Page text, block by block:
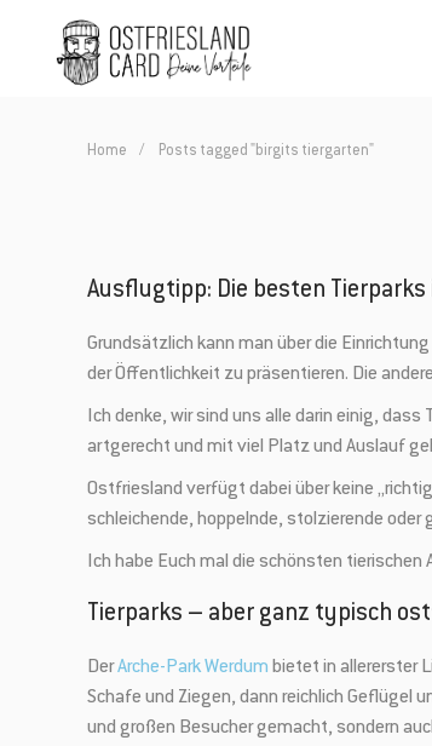
Home Posts tagged "birgits tiergarten"
Ausflugtipp: Die besten Tierparks
Grundsätzlich kann man über die
der Öffentlichkeit zu präsentieren. Die
Ich denke, wir sind uns alle darin einig,
artgerecht und mit viel Platz und Auslauf
Ostfriesland verfügt dabei über keine
schleichende, hoppelnde, stolzierende
Ich habe Euch mal die schönsten
Tierparks – aber ganz typisch
DerArche-Park Werdum bietet in allererster
Schafe und Ziegen, dann reichlich Geflügel
und großen Besucher gemacht, sondern